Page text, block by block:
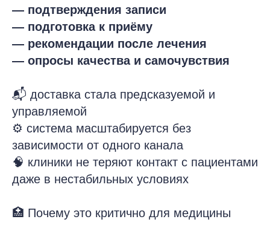
— подтверждения записи
— подготовка к приёму
— рекомендации после лечения
— опросы качества и самочувствия
📬 доставка стала предсказуемой и
управляемой
⚙️ система масштабируется без
зависимости от одного канала
🧠 клиники не теряют контакт с пациентами
даже в нестабильных условиях
🏥 Почему это критично для медицины